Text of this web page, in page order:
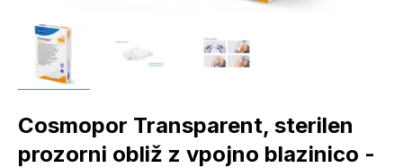
Cosmopor Transparent, sterilen
prozorni obliž z vpojno blazinico -